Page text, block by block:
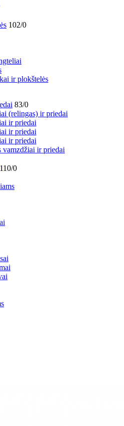
102/0
ir plokštelės
83/0
(relingas) ir priedai
ir priedai
ir priedai
ir priedai
vamzdžiai ir priedai
110/0